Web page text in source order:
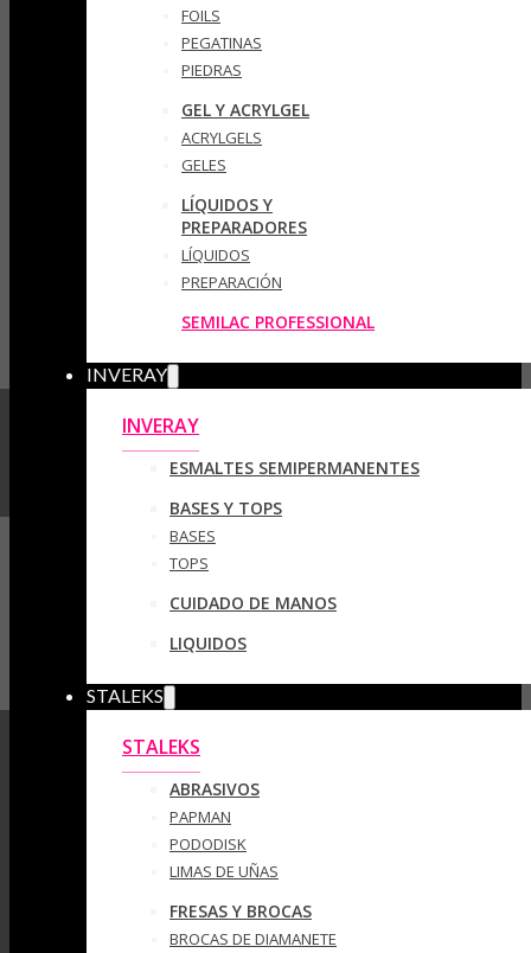
FOILS
PEGATINAS
PIEDRAS
GEL Y ACRYLGEL
ACRYLGELS
GELES
LÍQUIDOS Y
PREPARADORES
LÍQUIDOS
PREPARACIÓN
SEMILAC PROFESSIONAL
INVERAY
INVERAY
ESMALTES SEMIPERMANENTES
BASES Y TOPS
BASES
TOPS
CUIDADO DE MANOS
LIQUIDOS
STALEKS
STALEKS
ABRASIVOS
PAPMAN
PODODISK
LIMAS DE UÑAS
FRESAS Y BROCAS
BROCAS DE DIAMANETE